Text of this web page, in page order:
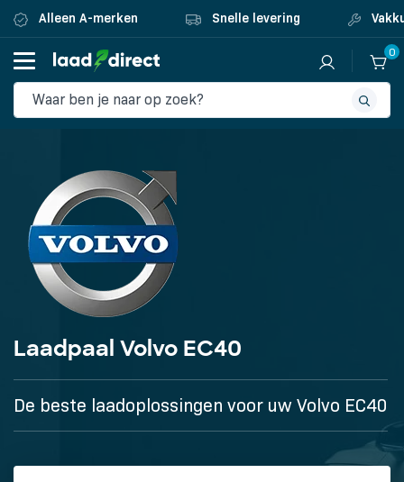
Alleen A-merken Snelle levering
0
Laadpaal Volvo EC40
De beste laadoplossingen voor uw Volvo EC40